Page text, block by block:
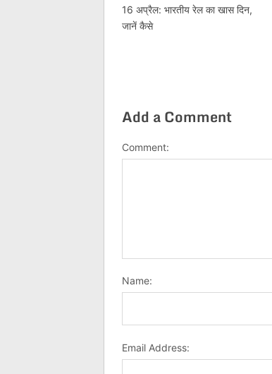
16 अप्रैल: भारतीय रेल का खास दिन,
जानें कैसे
Add a Comment
Comment:
Name:
Email Address: